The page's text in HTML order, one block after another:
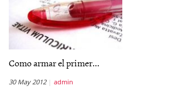
Como armar el primer...
30 May 2012 admin